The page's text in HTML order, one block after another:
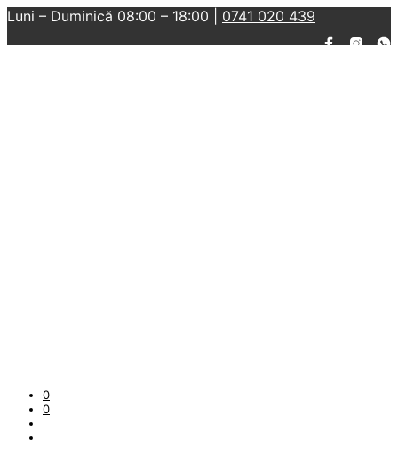
Luni – Duminică 08:00 – 18:00 | 0741 020 439
0
0